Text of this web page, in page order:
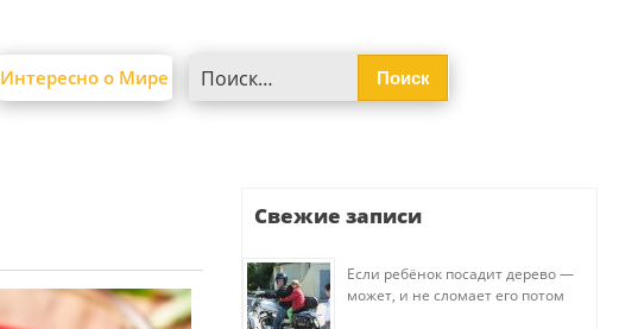
Интересно о Мире
Свежие записи
Если ребёнок посадит дерево —
может, и не сломает его потом